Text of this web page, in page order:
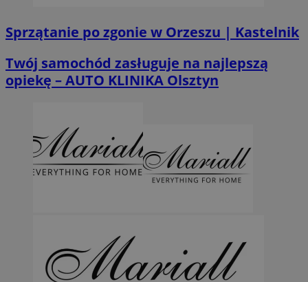
Sprzątanie po zgonie w Orzeszu | Kastelnik
Twój samochód zasługuje na najlepszą
opiekę – AUTO KLINIKA Olsztyn